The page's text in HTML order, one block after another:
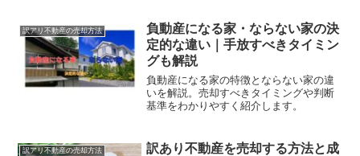
訳アリ不動産の売却方法
負動産になる家・ならない家の決
定的な違い｜手放すべきタイミン
グも解説
負動産になる家の特徴とならない家の違
いを解説。売却すべきタイミングや判断
基準をわかりやすく紹介します。
訳アリ不動産の売却方法
訳あり不動産を売却する方法と成